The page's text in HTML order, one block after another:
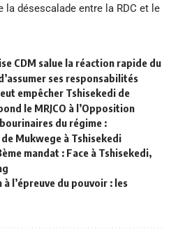
la désescalade entre la RDC et le
CDM salue la réaction rapide du
ses responsabilités
empêcher Tshisekedi de
le MRJCO à l’Opposition
du régime :
Mukwege à Tshisekedi
mandat : Face à Tshisekedi,
l’épreuve du pouvoir : les